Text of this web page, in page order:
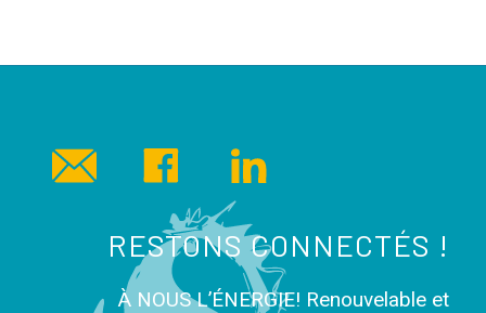
RESTONS CONNECTÉS !
À NOUS L’ÉNERGIE! Renouvelable et